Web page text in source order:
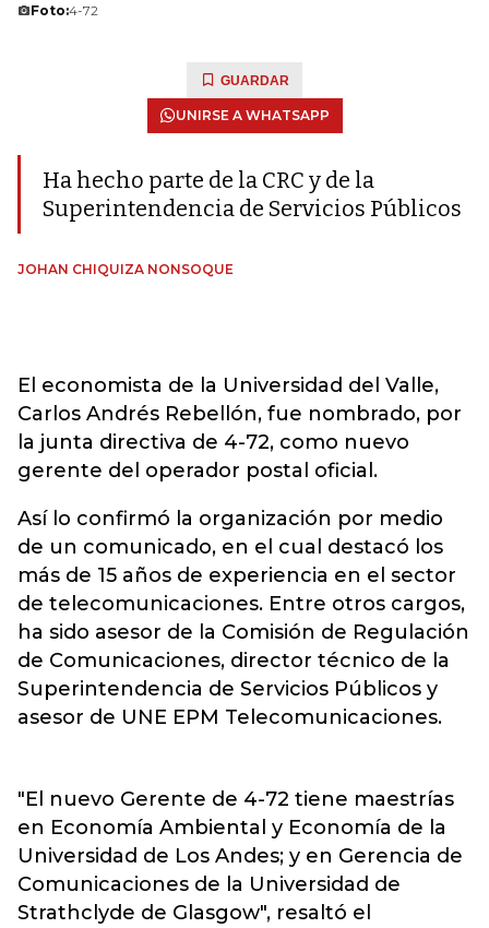
Foto:4-72
GUARDAR
UNIRSE A WHATSAPP
Ha hecho parte de la CRC y de la
Superintendencia de Servicios Públicos
JOHAN CHIQUIZA NONSOQUE
El economista de la Universidad del Valle,
Carlos Andrés Rebellón, fue nombrado, por
la junta directiva de 4-72, como nuevo
gerente del operador postal oficial.
Así lo confirmó la organización por medio
de un comunicado, en el cual destacó los
más de 15 años de experiencia en el sector
de telecomunicaciones. Entre otros cargos,
ha sido asesor de la Comisión de Regulación
de Comunicaciones, director técnico de la
Superintendencia de Servicios Públicos y
asesor de UNE EPM Telecomunicaciones.
"El nuevo Gerente de 4-72 tiene maestrías
en Economía Ambiental y Economía de la
Universidad de Los Andes; y en Gerencia de
Comunicaciones de la Universidad de
Strathclyde de Glasgow", resaltó el